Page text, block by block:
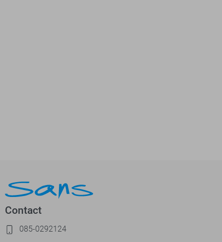
Contact
085-0292124